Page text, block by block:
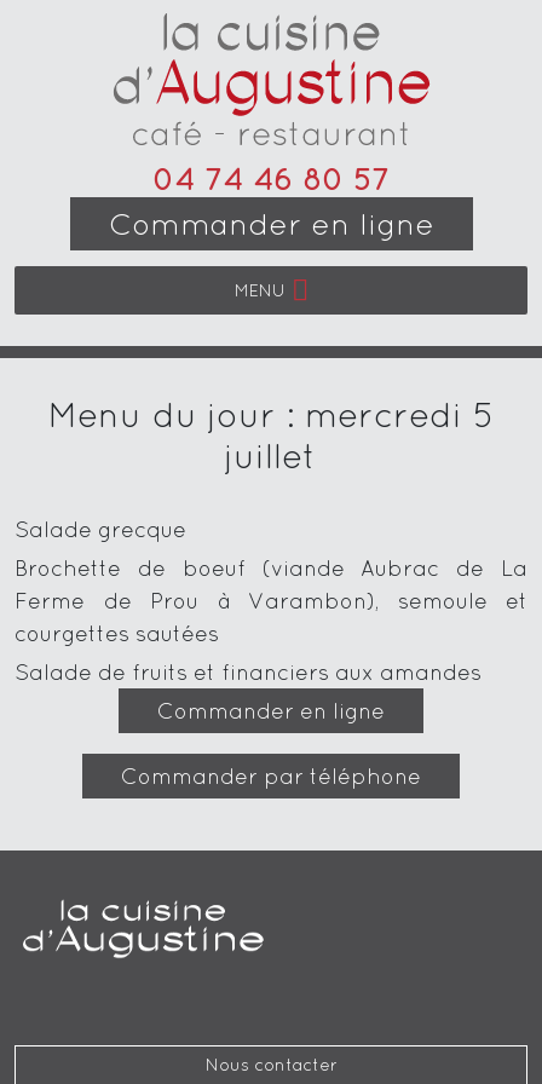
04 74 46 80 57
Commander en ligne
MENU
Menu du jour : mercredi 5
juillet
Salade grecque
Brochette de boeuf (viande Aubrac de La
Ferme de Prou à Varambon), semoule et
courgettes sautées
Salade de fruits et financiers aux amandes
Commander en ligne
Commander par téléphone
Nous contacter